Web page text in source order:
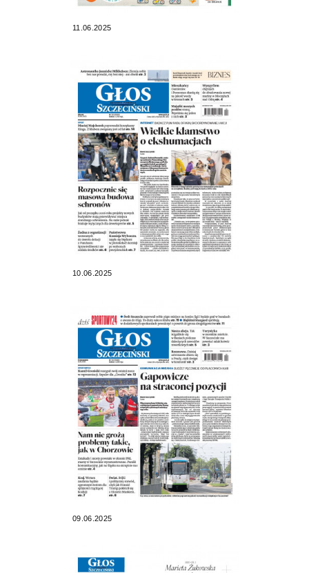
11.06.2025
10.06.2025
09.06.2025